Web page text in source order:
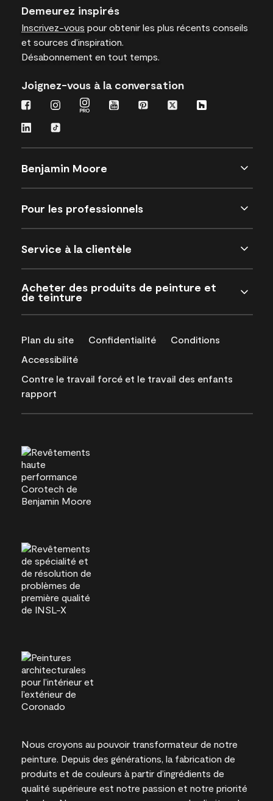
Demeurez inspirés
Inscrivez-vous pour obtenir les plus récents conseils
et sources d’inspiration.
Désabonnement en tout temps.
Joignez-vous à la conversation
Benjamin Moore
Pour les professionnels
Service à la clientèle
Acheter des produits de peinture et
de teinture
Plan du site Confidentialité
Conditions
Accessibilité
Contre le travail forcé et le travail des enfants
rapport
Nous croyons au pouvoir transformateur de notre
peinture. Depuis des générations, la fabrication de
produits et de couleurs à partir d’ingrédients de
qualité supérieure est notre passion et notre priorité